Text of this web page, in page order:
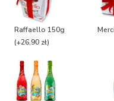
Raffaello 150g
(+26,90 zł)
Merci